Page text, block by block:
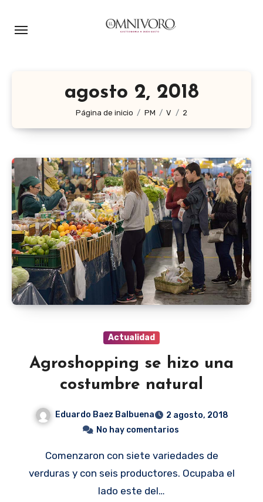
agosto 2, 2018
Página de inicio PM V 2
Actualidad
Agroshopping se hizo una
costumbre natural
Eduardo Baez Balbuena
2 agosto, 2018
No hay comentarios
Comenzaron con siete variedades de
verduras y con seis productores. Ocupaba el
lado este del…